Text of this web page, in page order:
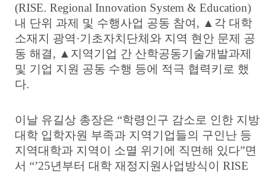
(RISE.Regional Innovation System & Education)
내 단위 과제 및 수행사업 공동 참여 , ▲ 각 대학
소재지 광역 ·기초자치단체와 지역 현안 문제 공
동 해결, ▲ 지역기업 간 산학공동기술개발과제
및 기업 지원 공동 수행 등에 적극 협력키로 했
다.
이날 유길상 총장은 “학령인구 감소로 인한 지방
대학 입학자원 부족과 지역기업들의 구인난 등
지역대학과 지역이 소멸 위기에 직면해 있다”면
서 “’25년부터 대학 재정지원사업방식이 RISE